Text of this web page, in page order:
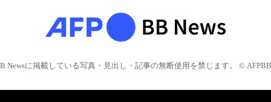
Newsに掲載している写真・見出し・記事の無断使用を禁じます。 © AFPBB